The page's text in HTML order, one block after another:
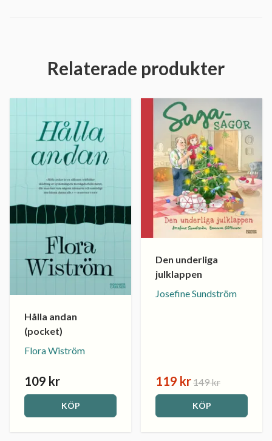
Relaterade produkter
Hålla andan
(pocket)
Flora Wiström
109 kr
KÖP
Den underliga
julklappen
Josefine Sundström
119 kr149 kr
KÖP